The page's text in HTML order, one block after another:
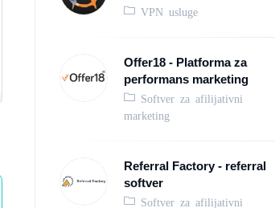
VPN usluge
Offer18 - Platforma za
performans marketing
Softver za afilijativni
marketing
Referral Factory - referral
softver
Softver za afilijativni